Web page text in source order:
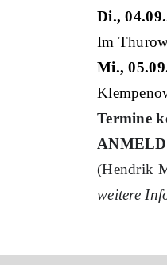
Di.,04.09
Im
Mi.,05.09
Termine
(Hendrik
weitere